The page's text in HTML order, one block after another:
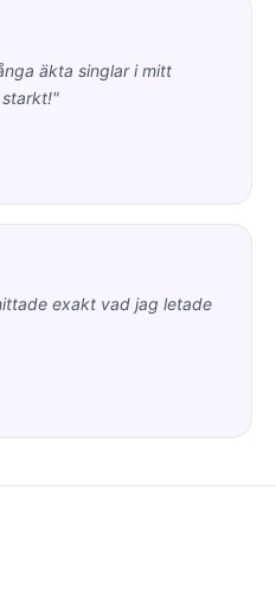
äkta singlar i mitt
starkt!"
exakt vad jag letade